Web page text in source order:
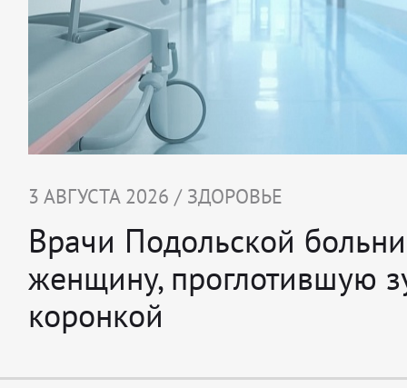
3 АВГУСТА 2026 / ЗДОРОВЬЕ
Врачи Подольской
женщину, проглотившую
коронкой